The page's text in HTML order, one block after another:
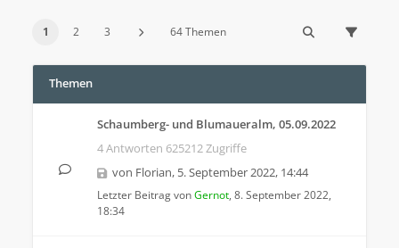
1 2 3 64 Themen
Themen
Schaumberg- und Blumaueralm, 05.09.2022
4 Antworten 625212 Zugriffe
von Florian, 5. September 2022, 14:44
Letzter Beitrag vonGernot, 8. September 2022,
18:34